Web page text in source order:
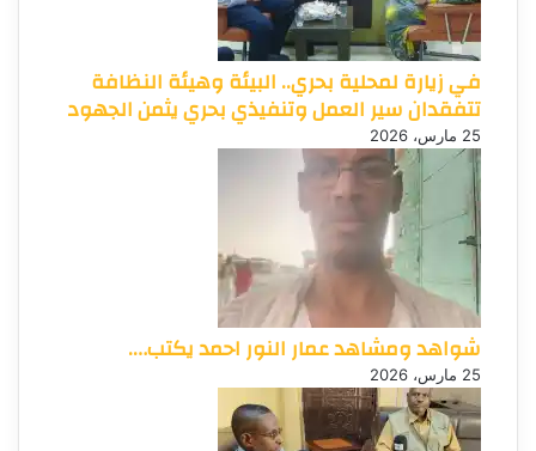
في زيارة لمحلية بحري.. البيئة وهيئة النظافة
تتفقدان سير العمل وتنفيذي بحري يثمن الجهود
25 مارس، 2026
شواهد ومشاهد عمار النور احمد يكتب….
25 مارس، 2026